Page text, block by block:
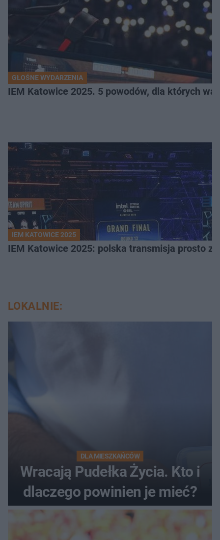
GŁOŚNE WYDARZENIA
IEM Katowice 2025. 5 powodów, dla których
IEM KATOWICE 2025
IEM Katowice 2025: polska transmisja prosto
LOKALNIE:
DLA MIESZKAŃCÓW
Wracają Pudełka Życia. Kto i
dlaczego powinien je mieć?